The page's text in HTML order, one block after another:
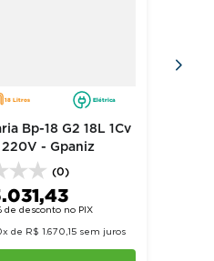
18 Litros Elétrica
Bp-18 G2 18L 1Cv
- Gpaniz
(0)
.031,43
de desconto no PIX
x de R$ 1 .670 ,15 sem juros